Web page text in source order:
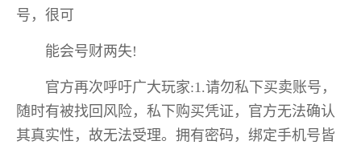
号，很可
能会号财两失!
官方再次呼吁广大玩家:1.请勿私下买卖账号，
随时有被找回风险，私下购买凭证，官方无法确认
其真实性，故无法受理。拥有密码，绑定手机号皆